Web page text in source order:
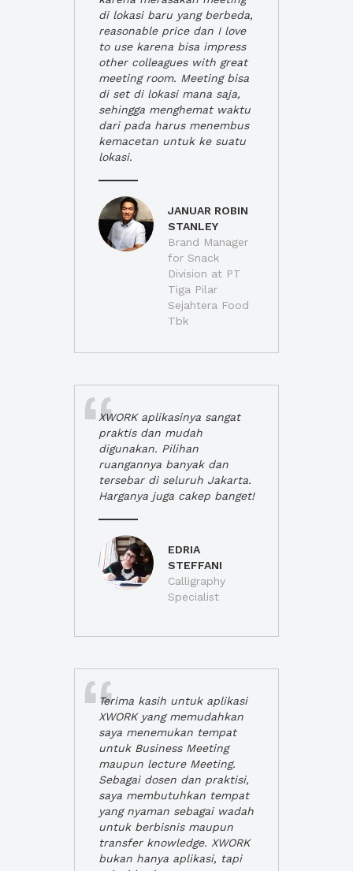
di lokasi baru yang berbeda,
reasonable price dan I love
to use karena bisa impress
other colleagues with great
meeting room. Meeting bisa
di set di lokasi mana saja,
sehingga menghemat waktu
dari pada harus menembus
kemacetan untuk ke suatu
lokasi.
JANUAR ROBIN
STANLEY
Brand Manager
for Snack
Division at PT
Tiga Pilar
Sejahtera Food
Tbk
XWORK aplikasinya sangat
praktis dan mudah
digunakan. Pilihan
ruangannya banyak dan
tersebar di seluruh Jakarta.
Harganya juga cakep banget!
EDRIA
STEFFANI
Calligraphy
Specialist
Terima kasih untuk aplikasi
XWORK yang memudahkan
saya menemukan tempat
untuk Business Meeting
maupun lecture Meeting.
Sebagai dosen dan praktisi,
saya membutuhkan tempat
yang nyaman sebagai wadah
untuk berbisnis maupun
transfer knowledge. XWORK
bukan hanya aplikasi, tapi